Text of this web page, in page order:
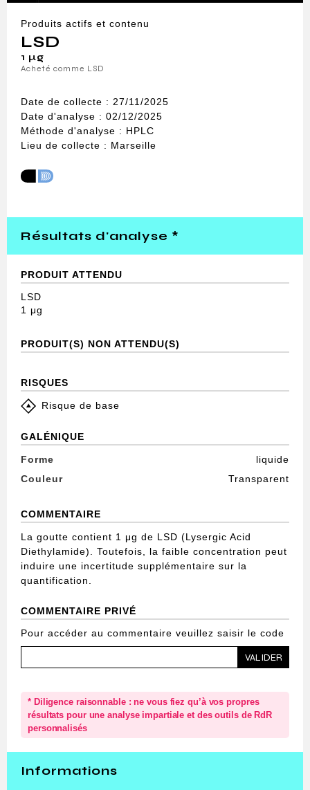
Produits actifs et contenu
LSD
1 μg
Acheté comme LSD
Date de collecte : 27/11/2025
Date d'analyse : 02/12/2025
Méthode d'analyse : HPLC
Lieu de collecte : Marseille
Résultats d'analyse *
PRODUIT ATTENDU
LSD
1 μg
PRODUIT(S) NON ATTENDU(S)
RISQUES
Risque de base
GALÉNIQUE
Forme
liquide
Couleur
Transparent
COMMENTAIRE
La goutte contient 1 μg de LSD (Lysergic Acid
Diethylamide). Toutefois, la faible concentration peut
induire une incertitude supplémentaire sur la
quantification.
COMMENTAIRE PRIVÉ
Pour accéder au commentaire veuillez saisir le code
* Diligence raisonnable : ne vous fiez qu’à vos propres
résultats pour une analyse impartiale et des outils de RdR
personnalisés
Informations